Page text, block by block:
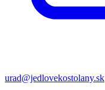
urad@jedlovekostolany.sk